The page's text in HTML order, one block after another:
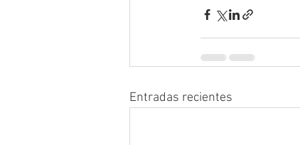
Entradas recientes